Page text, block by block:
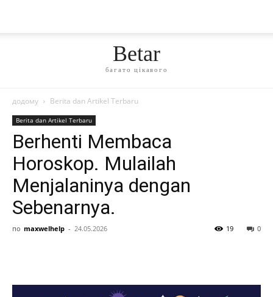
Betar
багато цікавого
додому Berita dan Artikel Terbaru
Berita dan Artikel Terbaru
Berhenti Membaca
Horoskop. Mulailah
Menjalaninya dengan
Sebenarnya.
по maxwelhelp - 24.05.2026 0
19